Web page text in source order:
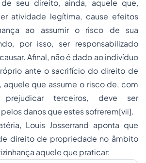
de seu direito, ainda, aquele que,
atividade legítima, cause efeitos
ao assumir o risco de sua
por isso, ser responsabilizado
Afinal, não é dado ao indivíduo
ante o sacrifício do direito de
aquele que assume o risco de, com
prejudicar terceiros, deve ser
danos que estes sofrerem[vii].
Louis Josserrand aponta que
direito de propriedade no âmbito
aquele que praticar: